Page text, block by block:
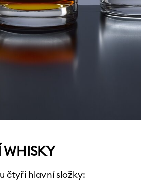
WHISKY
čtyři hlavní složky: